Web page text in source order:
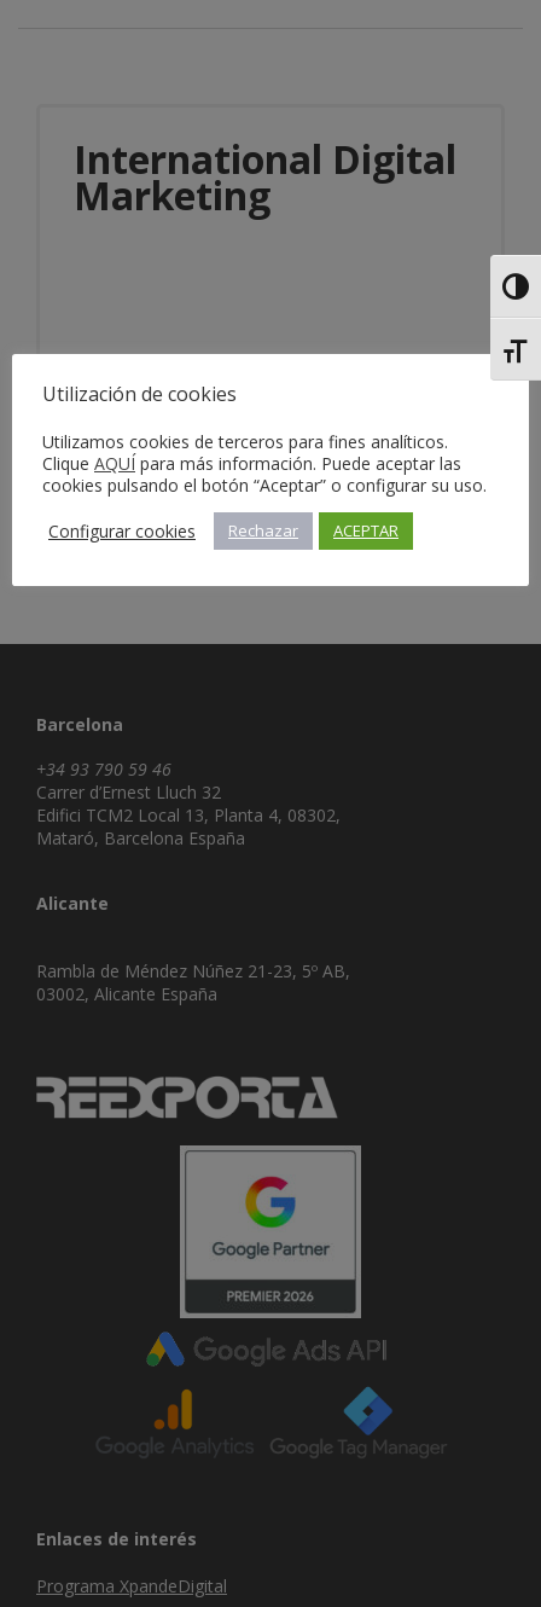
International Digital
Marketing
Información del servicio
Barcelona
+34 93 790 59 46
Carrer d’Ernest Lluch 32
Edifici TCM2 Local 13, Planta 4, 08302,
Mataró, Barcelona España
Alicante
Rambla de Méndez Núñez 21-23, 5º AB,
03002, Alicante España
Enlaces de interés
Programa XpandeDigital
Utilización de cookies
Utilizamos cookies de terceros para fines analíticos.
Clique AQUÍ para más información. Puede aceptar las
cookies pulsando el botón “Aceptar” o configurar su uso.
Configurar cookies
Rechazar ACEPTAR